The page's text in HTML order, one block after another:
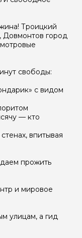
Троицкий
Довмонтов город
свободы:
с видом
— кто
впитывая
прожить
и мировое
улицам, а гид